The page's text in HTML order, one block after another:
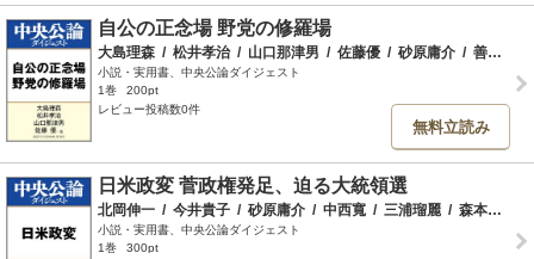
自公の正念場 野党の修羅場
大島理森 / 松井孝治 / 山口那津男 / 佐藤優 / 砂原庸介 / 善教将大
小説・実用書、中央公論ダイジェスト
1巻
200pt
レビュー投稿数0件
無料立読み
日米政変 菅政権発足、迫る大統領選
北岡伸一 / 今井貴子 / 砂原庸介 / 中西寬 / 三浦瑠麗 / 森本敏
小説・実用書、中央公論ダイジェスト
1巻
300pt